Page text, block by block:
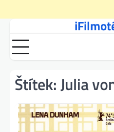
content
Štítek:Julia